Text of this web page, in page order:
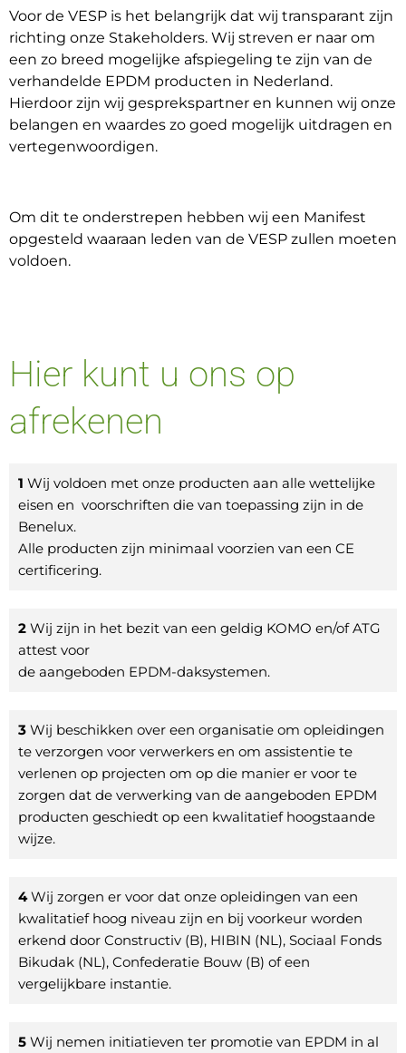
Voor de VESP is het belangrijk dat wij transparant zijn
richting onze Stakeholders. Wij streven er naar om
een zo breed mogelijke afspiegeling te zijn van de
verhandelde EPDM producten in Nederland.
Hierdoor zijn wij gesprekspartner en kunnen wij onze
belangen en waardes zo goed mogelijk uitdragen en
vertegenwoordigen.
Om dit te onderstrepen hebben wij een Manifest
opgesteld waaraan leden van de VESP zullen moeten
voldoen.
Hier kunt u ons op
afrekenen
1 Wij voldoen met onze producten aan alle wettelijke
eisen en voorschriften die van toepassing zijn in de
Benelux.
Alle producten zijn minimaal voorzien van een CE
certificering.
2 Wij zijn in het bezit van een geldig KOMO en/of ATG
attest voor
de aangeboden EPDM-daksystemen.
3 Wij beschikken over een organisatie om opleidingen
te verzorgen voor verwerkers en om assistentie te
verlenen op projecten om op die manier er voor te
zorgen dat de verwerking van de aangeboden EPDM
producten geschiedt op een kwalitatief hoogstaande
wijze.
4Wij zorgen er voor dat onze opleidingen van een
kwalitatief hoog niveau zijn en bij voorkeur worden
erkend door Constructiv (B), HIBIN (NL), Sociaal Fonds
Bikudak (NL), Confederatie Bouw (B) of een
vergelijkbare instantie.
5 Wij nemen initiatieven ter promotie van EPDM in al